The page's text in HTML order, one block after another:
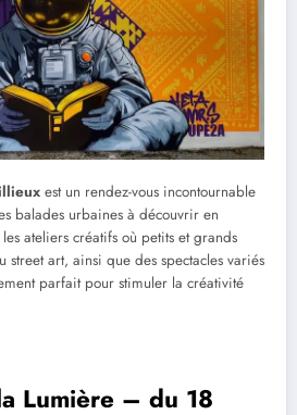
est un rendez-vous incontournable
balades urbaines à découvrir en
ateliers créatifs où petits et grands
street art, ainsi que des spectacles variés
parfait pour stimuler la créativité
Lumière – du 18